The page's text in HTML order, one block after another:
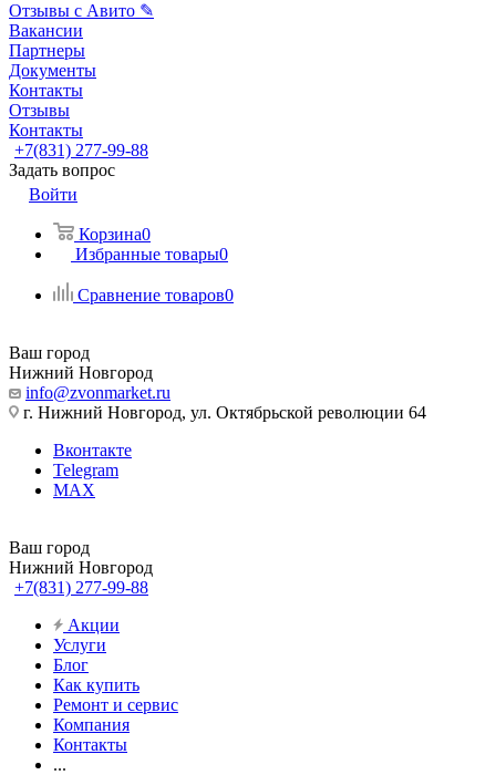
Отзывы с Авито ✎
Вакансии
Партнеры
Документы
Контакты
Отзывы
Контакты
+7(831) 277-99-88
Задать вопрос
Войти
Корзина0
Избранные товары0
Сравнение товаров0
Ваш город
Нижний Новгород
info@zvonmarket.ru
г. Нижний Новгород, ул. Октябрьской революции 64
Вконтакте
Telegram
MAX
Ваш город
Нижний Новгород
+7(831) 277-99-88
Акции
Услуги
Блог
Как купить
Ремонт и сервис
Компания
Контакты
...